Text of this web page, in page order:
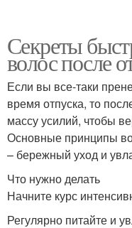
Секреты
волос после
Если вы все-таки
время отпуска, то
массу усилий, чтобы
Основные принципы
– бережный уход и
Что нужно делать
Начните курс
Регулярно питайте и